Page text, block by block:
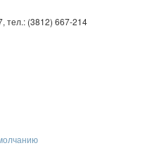
тел.: (3812) 667-214